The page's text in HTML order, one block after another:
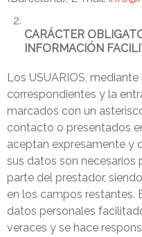
CARÁCTER
INFORMACIÓN
Los USUARIOS,
correspondientes y la
marcados con un
contacto o presentados
aceptan expresamente y
sus datos son necesarios
parte del prestador,
en los campos restantes.
datos personales
veraces y se hace